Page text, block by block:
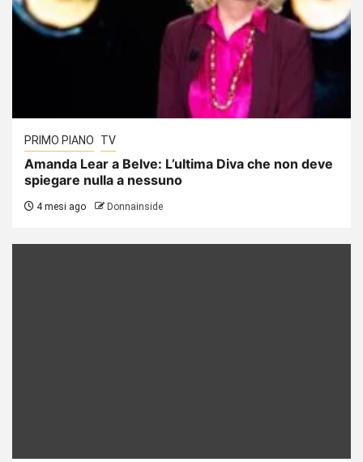
PRIMO PIANO TV
Amanda Lear a Belve: L’ultima Diva che non deve
spiegare nulla a nessuno
4 mesi ago Donnainside